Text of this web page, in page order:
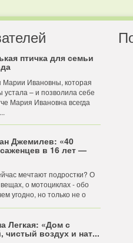
птичка для семьи
Марии Ивановны, которая
устала – и позволила себе
Мария Ивановна всегда
Джемилев: «40
в 16 лет —
мечтают подростки? О
вещах, о мотоциклах - обо
угодно, но только не о
Легкая: «Дом с
чистый воздух и нат...